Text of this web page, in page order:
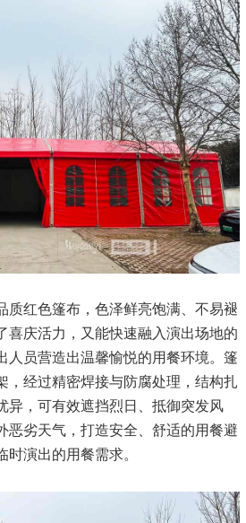
质红色篷布，色泽鲜亮饱满、不易褪
喜庆活力，又能快速融入演出场地的
人员营造出温馨愉悦的用餐环境。篷
，经过精密焊接与防腐处理，结构扎
异，可有效遮挡烈日、抵御突发风
恶劣天气，打造安全、舒适的用餐避
时演出的用餐需求。